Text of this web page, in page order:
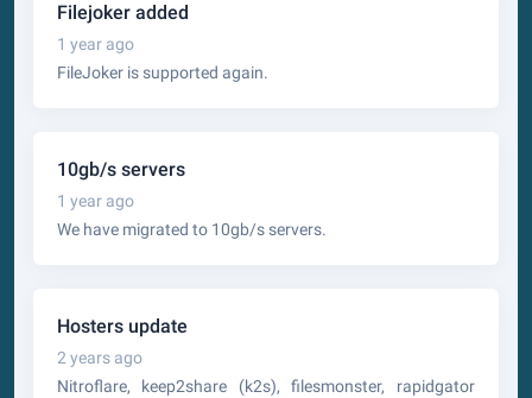
Filejoker added
1 year ago
FileJoker is supported again.
10gb/s servers
1 year ago
We have migrated to 10gb/s servers.
Hosters update
2 years ago
Nitroflare, keep2share (k2s), filesmonster, rapidgator